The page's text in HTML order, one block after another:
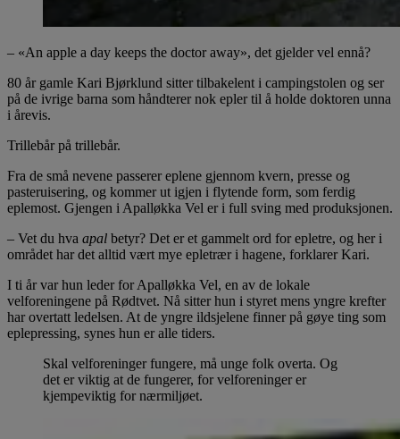
– «An apple a day keeps the doctor away», det gjelder vel ennå?
80 år gamle Kari Bjørklund sitter tilbakelent i campingstolen og ser
på de ivrige barna som håndterer nok epler til å holde doktoren unna
i årevis.
Trillebår på trillebår.
Fra de små nevene passerer eplene gjennom kvern, presse og
pasteruisering, og kommer ut igjen i flytende form, som ferdig
eplemost. Gjengen i Apalløkka Vel er i full sving med produksjonen.
– Vet du hva apal betyr? Det er et gammelt ord for epletre, og her i
området har det alltid vært mye epletrær i hagene, forklarer Kari.
I ti år var hun leder for Apalløkka Vel, en av de lokale
velforeningene på Rødtvet. Nå sitter hun i styret mens yngre krefter
har overtatt ledelsen. At de yngre ildsjelene finner på gøye ting som
eplepressing, synes hun er alle tiders.
Skal velforeninger fungere, må unge folk overta. Og
det er viktig at de fungerer, for velforeninger er
kjempeviktig for nærmiljøet.